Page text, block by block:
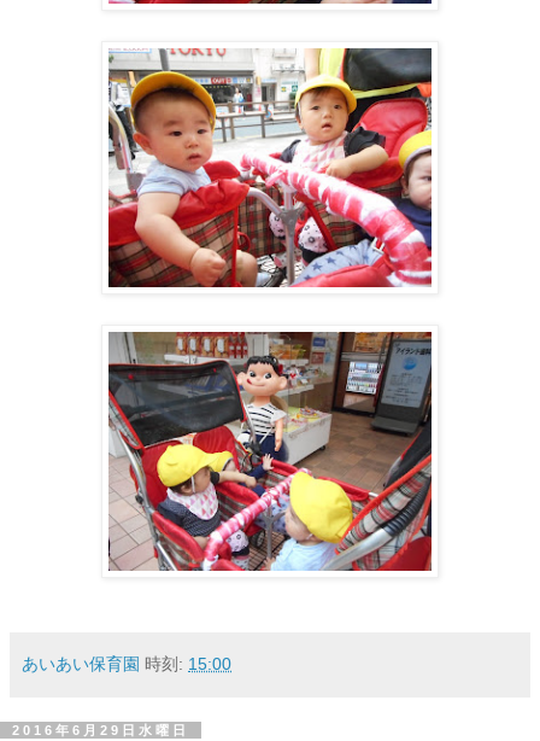
あいあい保育園 時刻: 15:00
2016年6月29日水曜日